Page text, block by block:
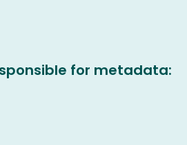
for metadata: